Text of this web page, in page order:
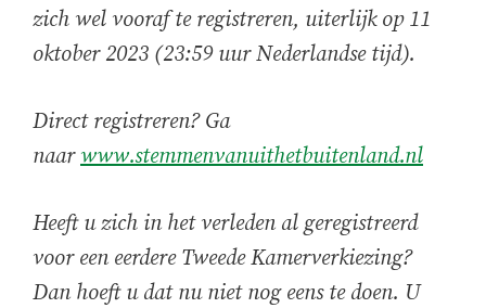
zich wel vooraf te registreren, uiterlijk op 11
oktober 2023 (23:59 uur Nederlandse tijd).
Direct registreren? Ga
naarwww.stemmenvanuithetbuitenland.nl
Heeft u zich in het verleden al geregistreerd
voor een eerdere Tweede Kamerverkiezing?
Dan hoeft u dat nu niet nog eens te doen. U